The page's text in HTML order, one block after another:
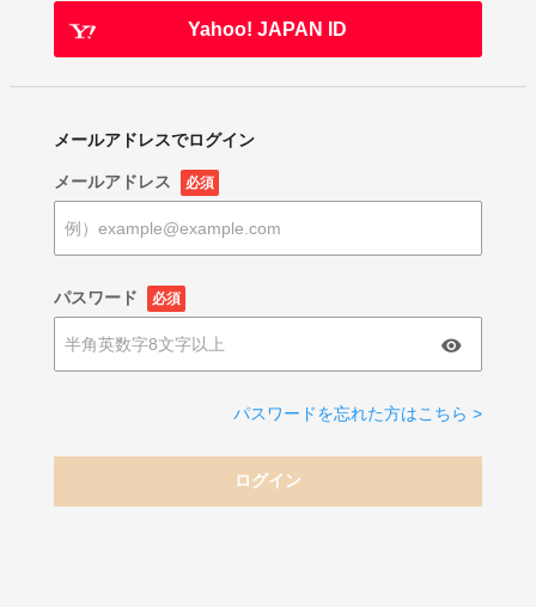
Yahoo! JAPAN ID
メールアドレスでログイン
メールアドレス 必須
パスワード 必須
パスワードを忘れた方はこちら >
ログイン